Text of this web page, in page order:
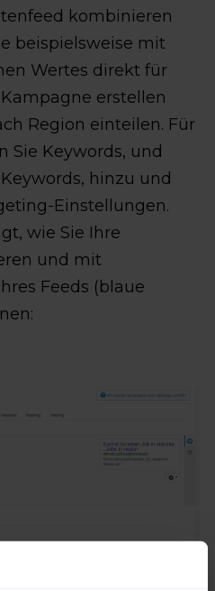
kombinieren
beispielsweise mit
Wertes direkt für
erstellen
Region einteilen. Für
Sie Keywords, und
hinzu und
Einstellungen.
wie Sie Ihre
und mit
Feeds (blaue